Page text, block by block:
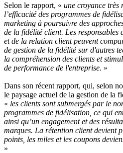
Selon le rapport, « une croyance très
l’efficacité des programmes de
marketing à poursuivre des
de la fidélité client. Les responsables
et de la relation client peuvent
de gestion de la fidélité sur d'autres
la compréhension des clients et
de performance de l'entreprise. »
Dans son récent rapport, qui, selon
le paysage actuel de la gestion de la
« les clients sont submergés par le
programmes de fidélisation, ce qui
ainsi qu’un engagement et des
marques. La rétention client devient
points, les miles et les coupons
»